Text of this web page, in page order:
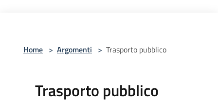
Home > Argomenti > Trasporto pubblico
Trasporto pubblico